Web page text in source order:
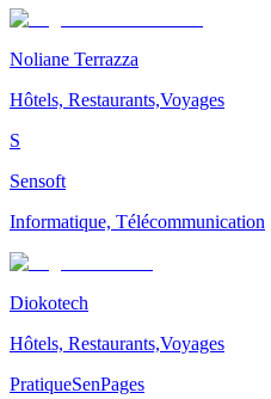
Noliane Terrazza
Hôtels, Restaurants,Voyages
S
Sensoft
Informatique, Télécommunication
Diokotech
Hôtels, Restaurants,Voyages
PratiqueSenPages